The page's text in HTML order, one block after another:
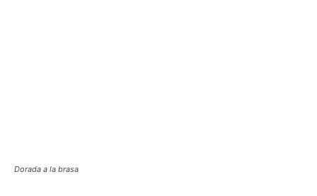
Dorada a la brasa